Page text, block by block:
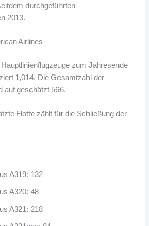
durchgeführten
2013.
Airlines
zum Jahresende
1,014. Die Gesamtzahl der
auf geschätzt 566.
Flotte zählt für die Schließung der
A319: 132
A320: 48
A321: 218